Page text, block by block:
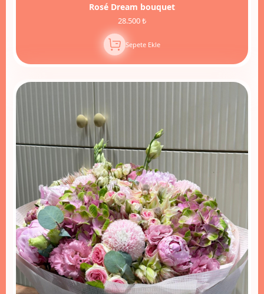
Rosé Dream bouquet
28.500 ₺
Sepete Ekle